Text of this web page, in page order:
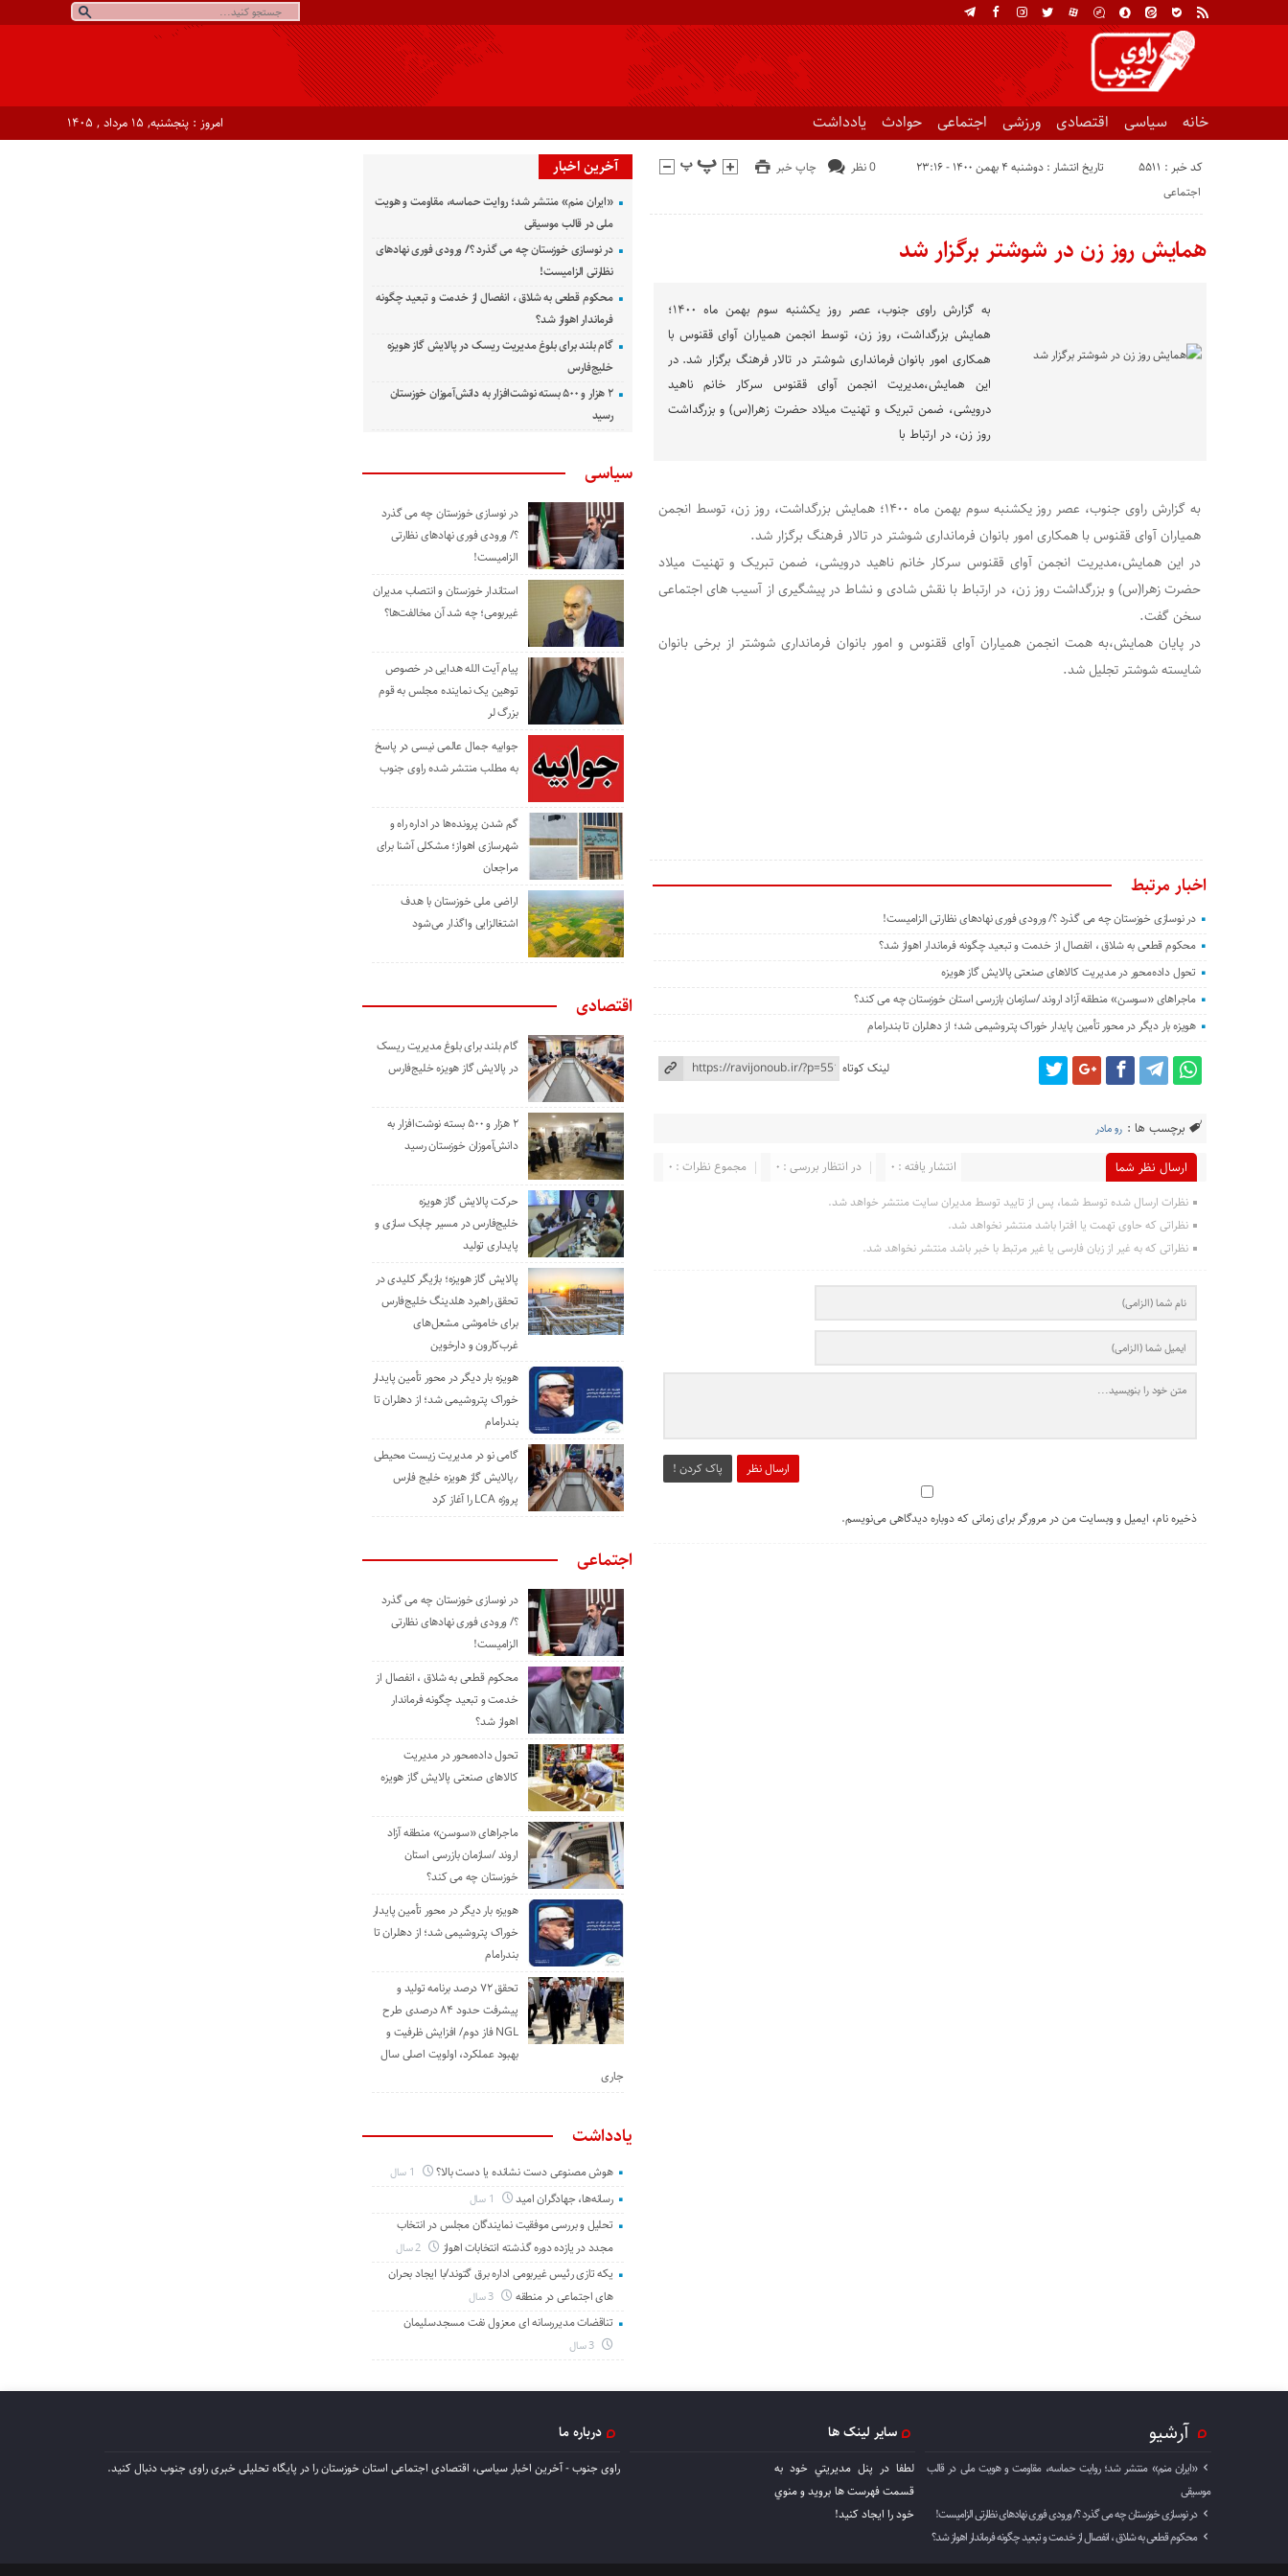
خانه سیاسی اقتصادی ورزشی اجتماعی حوادث یادداشت امروز : پنجشنبه, ۱۵ مرداد , ۱۴۰۵
کد خبر : 5511 تاریخ انتشار : دوشنبه ۴ بهمن ۱۴۰۰ - ۲۳:۱۶ چاپ خبر
0 نظر
اجتماعی
همایش روز زن در شوشتر برگزار شد
به گزارش راوی جنوب، عصر روز یکشنبه سوم بهمن ماه ۱۴۰۰؛
همایش بزرگداشت، روز زن، توسط انجمن همیاران آوای ققنوس با
همکاری امور بانوان فرمانداری شوشتر در تالار فرهنگ برگزار شد. در
این همایش،مدیریت انجمن آوای ققنوس سرکار خانم ناهید
درویشی، ضمن تبریک و تهنیت میلاد حضرت زهرا(س) و بزرگداشت
روز زن، در ارتباط با
به گزارش راوی جنوب، عصر روز یکشنبه سوم بهمن ماه ۱۴۰۰؛ همایش بزرگداشت، روز زن، توسط انجمن
همیاران آوای ققنوس با همکاری امور بانوان فرمانداری شوشتر در تالار فرهنگ برگزار شد.
در این همایش،مدیریت انجمن آوای ققنوس سرکار خانم ناهید درویشی، ضمن تبریک و تهنیت میلاد
حضرت زهرا(س) و بزرگداشت روز زن، در ارتباط با نقش شادی و نشاط در پیشگیری از آسیب های اجتماعی
سخن گفت.
در پایان همایش،به همت انجمن همیاران آوای ققنوس و امور بانوان فرمانداری شوشتر از برخی بانوان
شایسته شوشتر تجلیل شد.
اخبار مرتبط
در نوسازی خوزستان چه می گذرد ؟/ ورودی فوری نهادهای نظارتی الزامیست!
محکوم قطعی به شلاق ، انفصال از خدمت و تبعید چگونه فرماندار اهواز شد؟
تحول داده‌محور در مدیریت کالاهای صنعتی پالایش گاز هویزه
ماجراهای «سوسن» منطقه آزاد اروند /سازمان بازرسی استان خوزستان چه می کند؟
هویزه بار دیگر در محور تأمین پایدار خوراک پتروشیمی شد؛ از دهلران تا بندرامام
لینک کوتاه
برچسب ها : رو مادر
ارسال نظر شما مجموع نظرات : 0 در انتظار بررسی : 0 انتشار یافته : 0
نظرات ارسال شده توسط شما، پس از تایید توسط مدیران سایت منتشر خواهد شد.
نظراتی که حاوی تهمت یا افترا باشد منتشر نخواهد شد.
نظراتی که به غیر از زبان فارسی یا غیر مرتبط با خبر باشد منتشر نخواهد شد.
ارسال نظر پاک کردن !
ذخیره نام، ایمیل و وبسایت من در مرورگر برای زمانی که دوباره دیدگاهی می‌نویسم.
آخرین اخبار
«ایران منم» منتشر شد؛ روایت حماسه، مقاومت و هویت
ملی در قالب موسیقی
در نوسازی خوزستان چه می گذرد ؟/ ورودی فوری نهادهای
نظارتی الزامیست!
محکوم قطعی به شلاق ، انفصال از خدمت و تبعید چگونه
فرماندار اهواز شد؟
گام بلند برای بلوغ مدیریت ریسک در پالایش گاز هویزه
خلیج‌فارس
۲ هزار و ۵۰۰ بسته نوشت‌افزار به دانش‌آموزان خوزستان
رسید
سیاسی
در نوسازی خوزستان چه می گذرد
؟/ ورودی فوری نهادهای نظارتی
الزامیست!
استاندار خوزستان و انتصاب مدیران
غیربومی؛ چه شد آن مخالفت‌ها؟
پیام آیت الله هدایی در خصوص
توهین یک نماینده مجلس به قوم
بزرگ لر
جوابیه جمال عالمی نیسی در پاسخ
به مطلب منتشر شده راوی جنوب
گم شدن پرونده‌ها در اداره راه و
شهرسازی اهواز؛ مشکلی آشنا برای
مراجعان
اراضی ملی خوزستان با هدف
اشتغالزایی واگذار می‌شود
اقتصادی
گام بلند برای بلوغ مدیریت ریسک
در پالایش گاز هویزه خلیج‌فارس
۲ هزار و ۵۰۰ بسته نوشت‌افزار به
دانش‌آموزان خوزستان رسید
حرکت پالایش گاز هویزه
خلیج‌فارس در مسیر چابک سازی و
پایداری تولید
پالایش گاز هویزه؛ بازیگر کلیدی در
تحقق راهبرد هلدینگ خلیج‌فارس
برای خاموشی مشعل‌های
غرب‌کارون و دارخوین
هویزه بار دیگر در محور تأمین پایدار
خوراک پتروشیمی شد؛ از دهلران تا
بندرامام
گامی نو در مدیریت زیست ‌محیطی
٫پالایش گاز هویزه خلیج ‌فارس
پروژه LCA را آغاز کرد
اجتماعی
در نوسازی خوزستان چه می گذرد
؟/ ورودی فوری نهادهای نظارتی
الزامیست!
محکوم قطعی به شلاق ، انفصال از
خدمت و تبعید چگونه فرماندار
اهواز شد؟
تحول داده‌محور در مدیریت
کالاهای صنعتی پالایش گاز هویزه
ماجراهای «سوسن» منطقه آزاد
اروند /سازمان بازرسی استان
خوزستان چه می کند؟
هویزه بار دیگر در محور تأمین پایدار
خوراک پتروشیمی شد؛ از دهلران تا
بندرامام
تحقق ۷۲ درصد برنامه تولید و
پیشرفت حدود ۸۴ درصدی طرح
NGL فاز دوم/ افزایش ظرفیت و
بهبود عملکرد، اولویت اصلی سال
جاری
یادداشت
هوش مصنوعی دست نشانده یا دست بالا؟
رسانه‌ها، جهادگران امید
تحلیل و بررسی موفقیت نمایندگان مجلس در انتخاب
مجدد در یازده دوره گذشته انتخابات اهواز
یکه تازی رئیس غیربومی اداره برق گتوند/با ایجاد بحران
های اجتماعی در منطقه
تناقضات مدیررسانه ای معزول نفت مسجدسلیمان
آرشیو
«ایران منم» منتشر شد؛ روایت حماسه، مقاومت و هویت ملی در قالب
موسیقی
در نوسازی خوزستان چه می گذرد ؟/ ورودی فوری نهادهای نظارتی الزامیست!
محکوم قطعی به شلاق ، انفصال از خدمت و تبعید چگونه فرماندار اهواز شد؟
سایر لینک ها
لطفا در پنل مديريتي خود به
قسمت فهرست ها برويد و منوي
خود را ايجاد كنيد!
درباره ما
راوی جنوب - آخرین اخبار سیاسی، اقتصادی اجتماعی استان خوزستان را در پایگاه تحلیلی خبری راوی جنوب دنبال کنید.